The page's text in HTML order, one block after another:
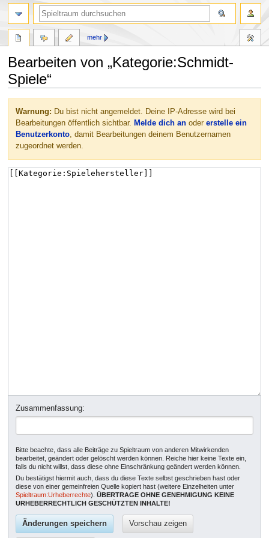
Bearbeiten von „Kategorie:Schmidt-
Spiele“
Navigation
springen
Suche
springen
Warnung: Du bist nicht angemeldet. Deine IP-Adresse wird bei
Bearbeitungen öffentlich sichtbar.
Melde dich an odererstelle ein
Benutzerkonto , damit Bearbeitungen deinem Benutzernamen
zugeordnet werden.
Zusammenfassung:
Bitte beachte, dass alle Beiträge zu Spieltraum von anderen Mitwirkenden
bearbeitet, geändert oder gelöscht werden können. Reiche hier keine Texte ein,
falls du nicht willst, dass diese ohne Einschränkung geändert werden können.
Du bestätigst hiermit auch, dass du diese Texte selbst geschrieben hast oder
diese von einer gemeinfreien Quelle kopiert hast (weitere Einzelheiten unter
Spieltraum:Urheberrechte).ÜBERTRAGE OHNE GENEHMIGUNG KEINE
URHEBERRECHTLICH GESCHÜTZTEN INHALTE!
mehr